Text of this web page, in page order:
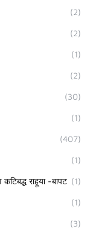
(2)
(2)
(1)
(2)
(30)
(1)
(407)
(1)
राहूया -बापट (1)
(1)
(3)